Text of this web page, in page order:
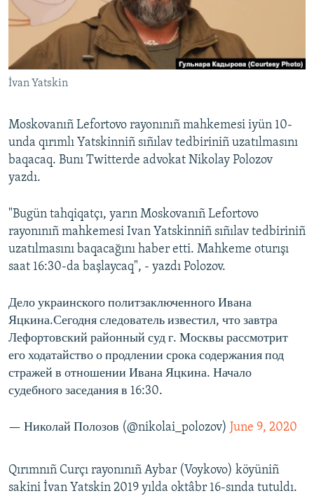
Русский
Українською
QOŞULIÑIZ!
RFE/RS bütün saytları
İvan Yatskin
Moskovanıñ Lefortovo rayonınıñ mahkemesi iyün 10-
unda qırımlı Yatskinniñ sıñılav tedbiriniñ uzatılmasını
baqacaq. Bunı Twitterde advokat Nikolay Polozov
yazdı.
"Bugün tahqiqatçı, yarın Moskovanıñ Lefortovo
rayonınıñ mahkemesi Ivan Yatskinniñ sıñılav tedbiriniñ
uzatılmasını baqacağını haber etti. Mahkeme oturışı
saat 16:30-da başlaycaq", - yazdı Polozov.
Дело украинского политзаключенного Ивана
Яцкина.Сегодня следователь известил, что завтра
Лефортовский районный суд г. Москвы рассмотрит
его ходатайство о продлении срока содержания под
стражей в отношении Ивана Яцкина. Начало
судебного заседания в 16:30.
— Николай Полозов (@nikolai_polozov) June 9, 2020
Qırımnıñ Curçı rayonınıñ Aybar (Voykovo) köyüniñ
sakini İvan Yatskin 2019 yılda oktâbr 16-sında tutuldı.